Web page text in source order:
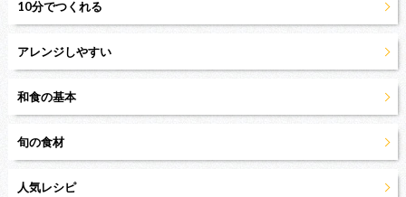
10分でつくれる
アレンジしやすい
和食の基本
旬の食材
人気レシピ